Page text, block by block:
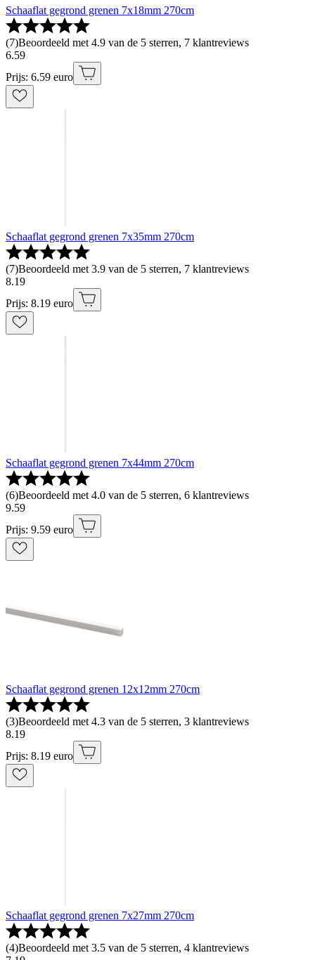
Schaaflat gegrond grenen 7x18mm 270cm
(7)Beoordeeld met 4.9 van de 5 sterren, 7 klantreviews
6.59
Prijs: 6.59 euro
Schaaflat gegrond grenen 7x35mm 270cm
(7)Beoordeeld met 3.9 van de 5 sterren, 7 klantreviews
8.19
Prijs: 8.19 euro
Schaaflat gegrond grenen 7x44mm 270cm
(6)Beoordeeld met 4.0 van de 5 sterren, 6 klantreviews
9.59
Prijs: 9.59 euro
Schaaflat gegrond grenen 12x12mm 270cm
(3)Beoordeeld met 4.3 van de 5 sterren, 3 klantreviews
8.19
Prijs: 8.19 euro
Schaaflat gegrond grenen 7x27mm 270cm
(4)Beoordeeld met 3.5 van de 5 sterren, 4 klantreviews